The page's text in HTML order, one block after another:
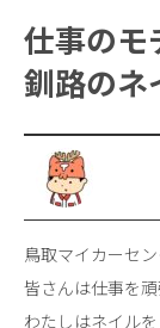
仕事のモ
釧路のネ
鳥取マイカーセン
皆さんは仕事を
わたしはネイル